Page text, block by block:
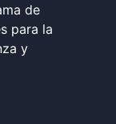
de
para la
y